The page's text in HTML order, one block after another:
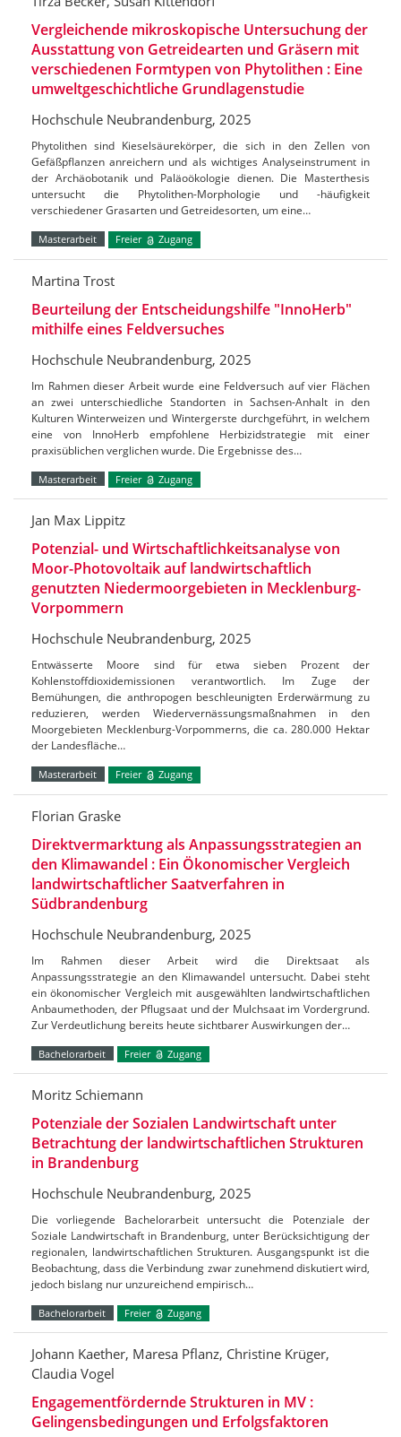
Vergleichende mikroskopische Untersuchung der
Ausstattung von Getreidearten und Gräsern mit
verschiedenen Formtypen von Phytolithen : Eine
umweltgeschichtliche Grundlagenstudie
Hochschule Neubrandenburg, 2025
Phytolithen sind Kieselsäurekörper, die sich in den Zellen von
Gefäßpflanzen anreichern und als wichtiges Analyseinstrument in
der Archäobotanik und Paläoökologie dienen. Die Masterthesis
untersucht die Phytolithen-Morphologie und -häufigkeit
verschiedener Grasarten und Getreidesorten, um eine…
Masterarbeit Freier Zugang
Martina Trost
Beurteilung der Entscheidungshilfe "InnoHerb"
mithilfe eines Feldversuches
Hochschule Neubrandenburg, 2025
Im Rahmen dieser Arbeit wurde eine Feldversuch auf vier Flächen
an zwei unterschiedliche Standorten in Sachsen-Anhalt in den
Kulturen Winterweizen und Wintergerste durchgeführt, in welchem
eine von InnoHerb empfohlene Herbizidstrategie mit einer
praxisüblichen verglichen wurde. Die Ergebnisse des…
Masterarbeit Freier Zugang
Jan Max Lippitz
Potenzial- und Wirtschaftlichkeitsanalyse von
Moor-Photovoltaik auf landwirtschaftlich
genutzten Niedermoorgebieten in Mecklenburg-
Vorpommern
Hochschule Neubrandenburg, 2025
Entwässerte Moore sind für etwa sieben Prozent der
Kohlenstoffdioxidemissionen verantwortlich. Im Zuge der
Bemühungen, die anthropogen beschleunigten Erderwärmung zu
reduzieren, werden Wiedervernässungsmaßnahmen in den
Moorgebieten Mecklenburg-Vorpommerns, die ca. 280.000 Hektar
der Landesfläche…
Masterarbeit Freier Zugang
Florian Graske
Direktvermarktung als Anpassungsstrategien an
den Klimawandel : Ein Ökonomischer Vergleich
landwirtschaftlicher Saatverfahren in
Südbrandenburg
Hochschule Neubrandenburg, 2025
Im Rahmen dieser Arbeit wird die Direktsaat als
Anpassungsstrategie an den Klimawandel untersucht. Dabei steht
ein ökonomischer Vergleich mit ausgewählten landwirtschaftlichen
Anbaumethoden, der Pflugsaat und der Mulchsaat im Vordergrund.
Zur Verdeutlichung bereits heute sichtbarer Auswirkungen der…
Bachelorarbeit Freier Zugang
Moritz Schiemann
Potenziale der Sozialen Landwirtschaft unter
Betrachtung der landwirtschaftlichen Strukturen
in Brandenburg
Hochschule Neubrandenburg, 2025
Die vorliegende Bachelorarbeit untersucht die Potenziale der
Soziale Landwirtschaft in Brandenburg, unter Berücksichtigung der
regionalen, landwirtschaftlichen Strukturen. Ausgangspunkt ist die
Beobachtung, dass die Verbindung zwar zunehmend diskutiert wird,
jedoch bislang nur unzureichend empirisch…
Bachelorarbeit Freier Zugang
Johann Kaether, Maresa Pflanz, Christine Krüger,
Claudia Vogel
Engagementfördernde Strukturen in MV :
Gelingensbedingungen und Erfolgsfaktoren